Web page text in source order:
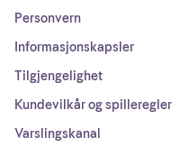
Personvern
Informasjonskapsler
Tilgjengelighet
Kundevilkår og spilleregler
Varslingskanal